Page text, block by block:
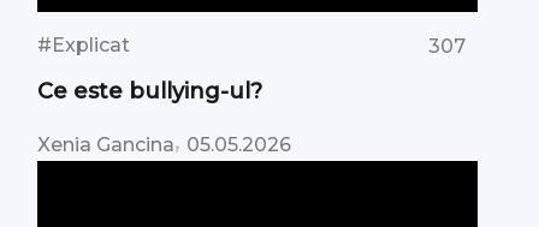
#Explicat 307
Ce este bullying-ul?
Xenia Gancina, 05.05.2026